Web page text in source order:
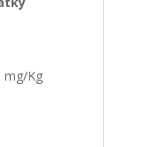
mg/Kg